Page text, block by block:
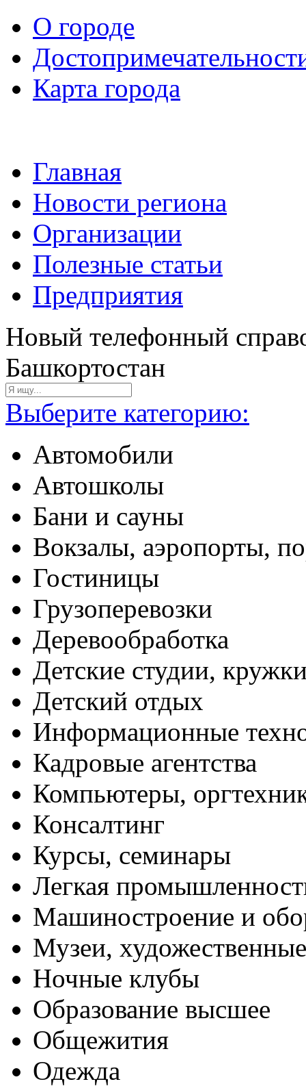
О городе
Карта города
Главная
Новости региона
Организации
Полезные статьи
Предприятия
Новый телефонный
Башкортостан
Выберите категорию:
Автомобили
Автошколы
Бани и сауны
Вокзалы, аэропорты,
Гостиницы
Грузоперевозки
Деревообработка
Детские студии,
Детский отдых
Информационные
Кадровые агентства
Компьютеры,
Консалтинг
Курсы, семинары
Легкая
Машиностроение и
Музеи,
Ночные клубы
Образование высшее
Общежития
Одежда